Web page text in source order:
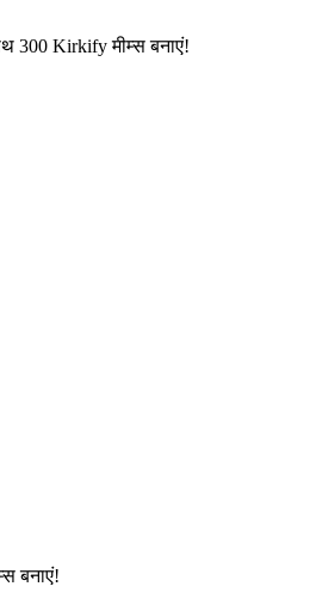
300 Kirkify मीम्स बनाएं!
बनाएं!